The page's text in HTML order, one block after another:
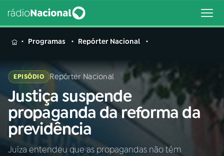
MENU
Buscar
na
Rádio
Nacional
Buscar
AO VIVO
Programas Repórter Nacional
EPISÓDIO Repórter Nacional
Justiça suspende
propaganda da reforma da
previdência
Juíza entendeu que as propagandas não têm